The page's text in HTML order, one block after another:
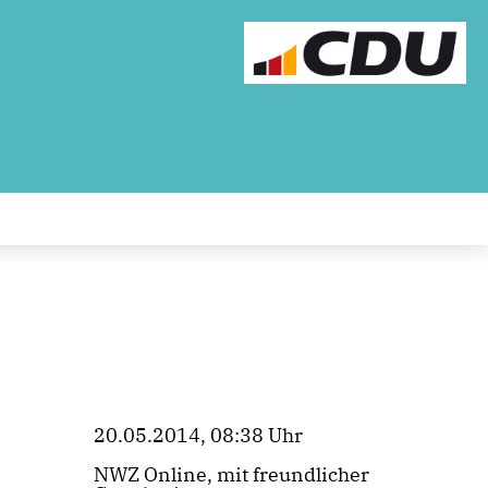
20.05.2014, 08:38 Uhr
NWZ Online, mit freundlicher